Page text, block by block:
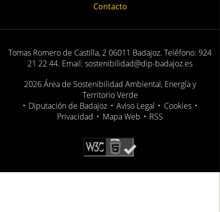
Contacto
Tomas Romero de Castilla, 2 06011 Badajoz. Teléfono: 924
21 22 44. Email: sostenibilidad@dip-badajoz.es
2026 Área de Sostenibilidad Ambiental, Energía y
Territorio Verde
• Diputación de Badajoz • Aviso Legal • Cookies •
Privacidad • Mapa Web • RSS